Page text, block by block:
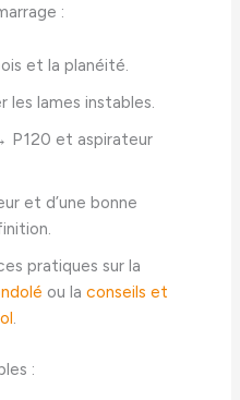
:
et la planéité.
lames instables.
P120 et aspirateur
et d’une bonne
pratiques sur la
ou laconseils et
.
: